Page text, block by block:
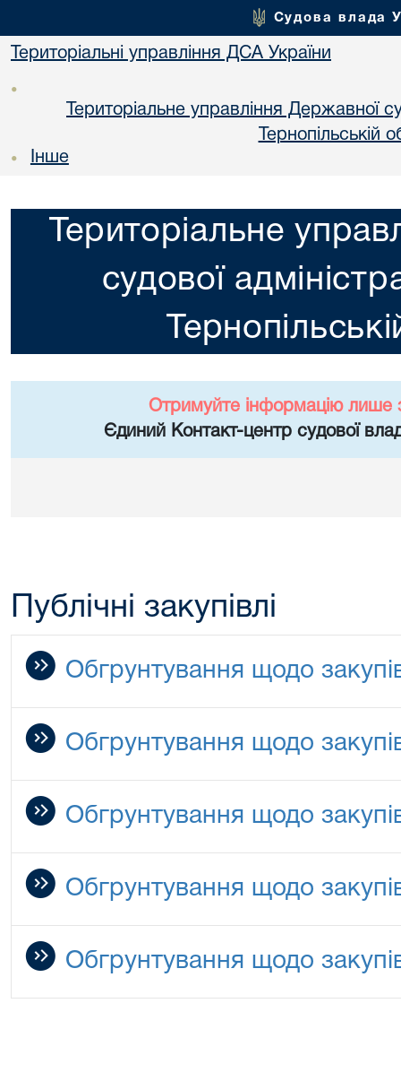
Судова влада
Територіальні управління ДСА України
•
Територіальне управління Державної
Тернопільській
• Інше
Територіальне
судової
Отримуйте інформацію лише
Єдиний Контакт-центр судової
Публічні закупівлі
Обгрунтування щодо
Обгрунтування щодо
Обгрунтування щодо
Обгрунтування щодо
Обгрунтування щодо